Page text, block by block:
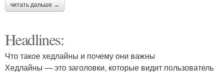
читать дальше →
Headlines:
Что такое хедлайны и почему они важны
Хедлайны — это заголовки, которые видит пользователь